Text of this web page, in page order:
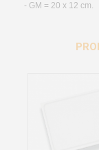
- GM = 20 x 12 cm.